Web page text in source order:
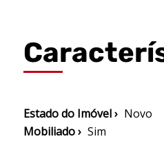
Estado do Imóvel › Novo
Mobiliado › Sim